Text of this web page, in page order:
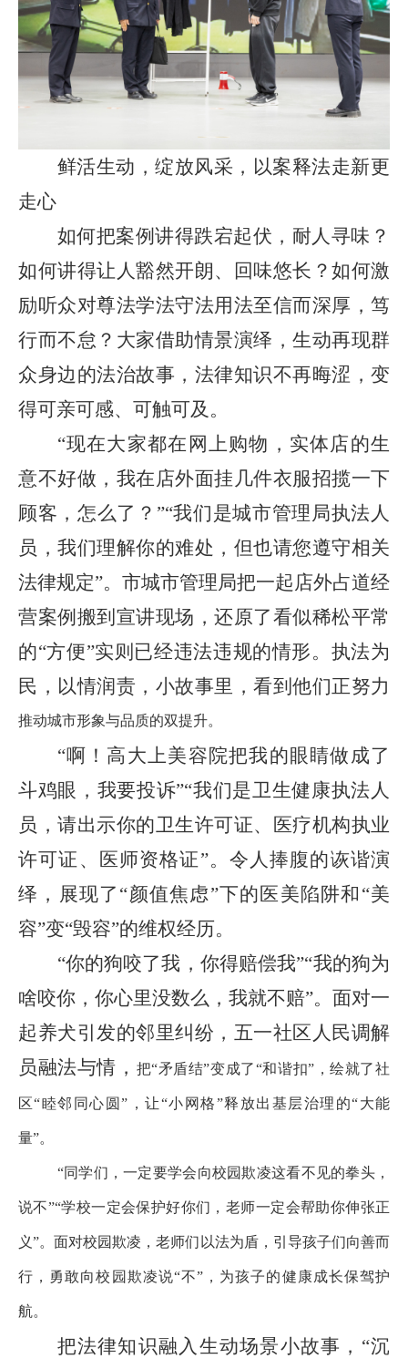
鲜活生动，绽放风采，以案释法走新更
走心
如何把案例讲得跌宕起伏，耐人寻味？
如何讲得让人豁然开朗、回味悠长？如何激
励听众对尊法学法守法用法至信而深厚，笃
行而不怠？大家借助情景演绎，生动再现群
众身边的法治故事，法律知识不再晦涩，变
得可亲可感、可触可及。
“现在大家都在网上购物，实体店的生
意不好做，我在店外面挂几件衣服招揽一下
顾客，怎么了？ ”“我们是城市管理局执法人
员，我们理解你的难处，但也请您遵守相关
法律规定”。市城市管理局把一起店外占道经
营案例搬到宣讲现场，还原了看似稀松平常
的“方便”实则已经违法违规的情形。执法为
民，以情润责，小故事里，看到他们正努力
推动城市形象与品质的双提升。
“啊！高大上美容院把我的眼睛做成了
斗鸡眼，我要投诉”“我们是卫生健康执法人
员，请出示你的卫生许可证、医疗机构执业
许可证、医师资格证”。令人捧腹的诙谐演
绎，展现了 “颜值焦虑”下的医美陷阱和 “美
容”变“毁容”的维权经历。
“你的狗咬了我，你得赔偿我”“我的狗为
啥咬你，你心里没数么，我就不赔”。面对一
起养犬引发的邻里纠纷，五一社区人民调解
员融法与情， 把“矛盾结”变成了“和谐扣” ，绘就了社
区“睦邻同心圆” ，让“小网格”释放出基层治理的“大能
量”。
“同学们，一定要学会向校园欺凌这看不见的拳头，
说不”“学校一定会保护好你们，老师一定会帮助你伸张正
义”。面对校园欺凌，老师们以法为盾，引导孩子们向善而
行，勇敢向校园欺凌说“不” ，为孩子的健康成长保驾护
航。
把法律知识融入生动场景小故事， “沉